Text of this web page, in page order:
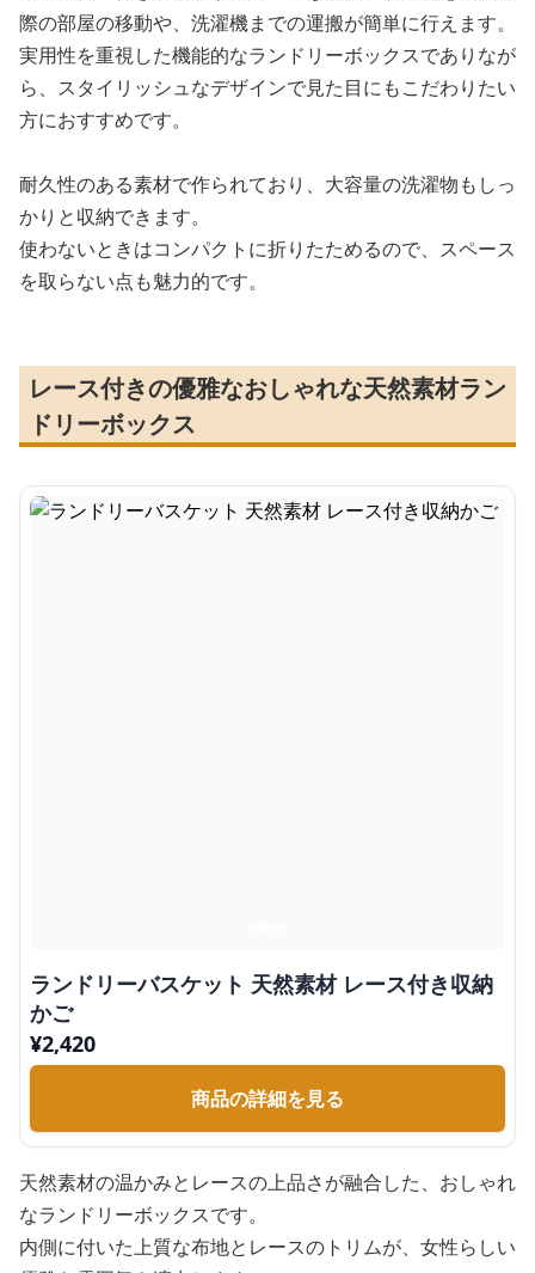
際の部屋の移動や、洗濯機までの運搬が簡単に行えます。
実用性を重視した機能的なランドリーボックスでありなが
ら、スタイリッシュなデザインで見た目にもこだわりたい
方におすすめです。
耐久性のある素材で作られており、大容量の洗濯物もしっ
かりと収納できます。
使わないときはコンパクトに折りたためるので、スペース
を取らない点も魅力的です。
レース付きの優雅なおしゃれな天然素材ラン
ドリーボックス
ランドリーバスケット 天然素材 レース付き収納
かご
¥2,420
商品の詳細を見る
天然素材の温かみとレースの上品さが融合した、おしゃれ
なランドリーボックスです。
内側に付いた上質な布地とレースのトリムが、女性らしい